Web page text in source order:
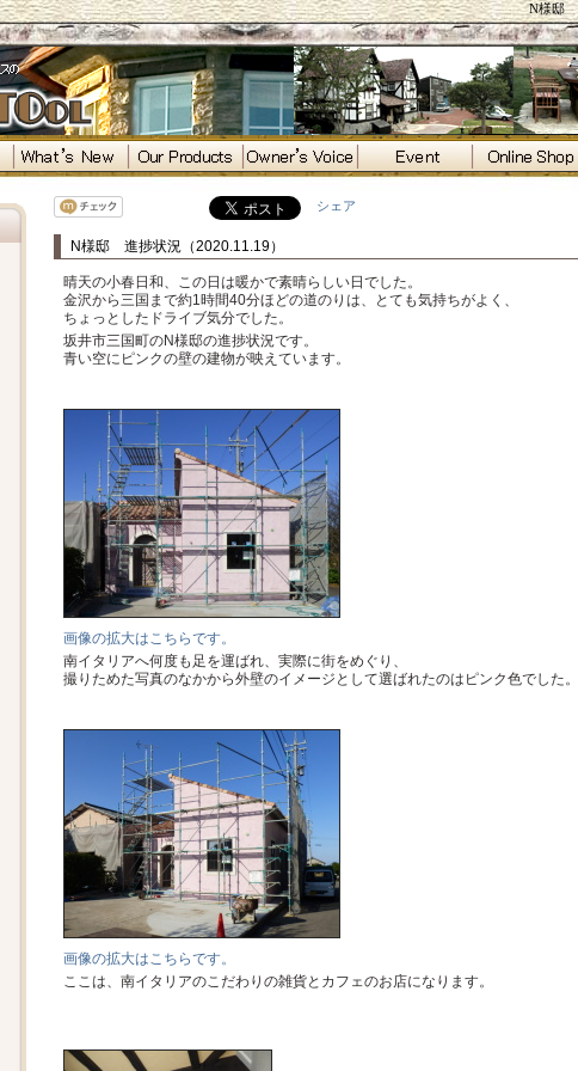
N様邸
シェア
N様邸 進捗状況（2020.11.19）
晴天の小春日和、この日は暖かで素晴らしい日でした。
金沢から三国まで約1時間40分ほどの道のりは、とても気持ちがよく、
ちょっとしたドライブ気分でした。
坂井市三国町のN様邸の進捗状況です。
青い空にピンクの壁の建物が映えています。
画像の拡大はこちらです。
南イタリアへ何度も足を運ばれ、実際に街をめぐり、
撮りためた写真のなかから外壁のイメージとして選ばれたのはピンク色でした。
画像の拡大はこちらです。
ここは、南イタリアのこだわりの雑貨とカフェのお店になります。